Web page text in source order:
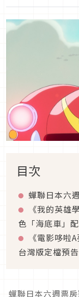
目次
蟬聯日本六
《我的英
色「海底車」
《電影哆啦
台灣版定檔預告
蟬聯日本六週票